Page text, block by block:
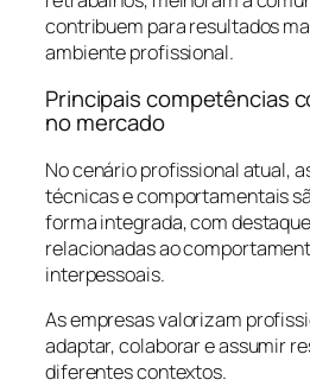
contribuem para resultados
ambiente profissional.
Principais competências
no mercado
No cenário profissional atual,
técnicas e comportamentais
forma integrada, com
relacionadas ao
interpessoais.
As empresas valorizam
adaptar, colaborar e assumir
diferentes contextos.